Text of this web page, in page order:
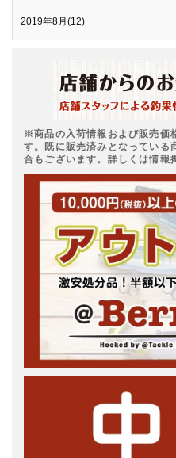
2019年8月(12)
※商品の入荷情報および販売価
す。既に販売済みとなっている
合もございます。詳しくは情報